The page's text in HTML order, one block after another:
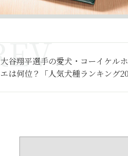
大谷翔平選手の愛犬・コーイケル
エは何位？「人気犬種ランキング